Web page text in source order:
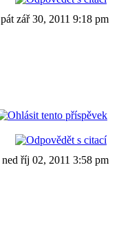
pát zář 30, 2011 9:18 pm
ned říj 02, 2011 3:58 pm